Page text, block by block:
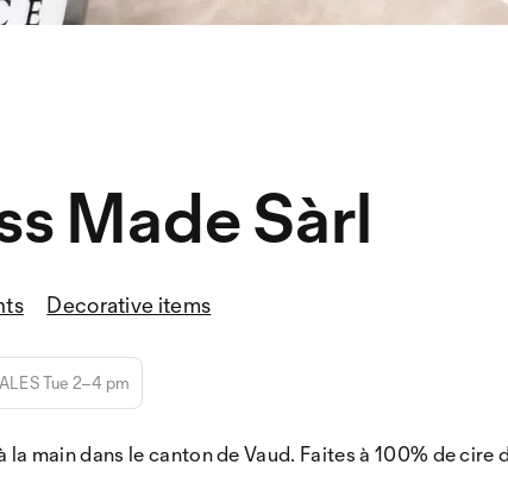
Made Sàrl
Decorative items
Tue 2–4 pm
main dans le canton de Vaud. Faites à 100% de